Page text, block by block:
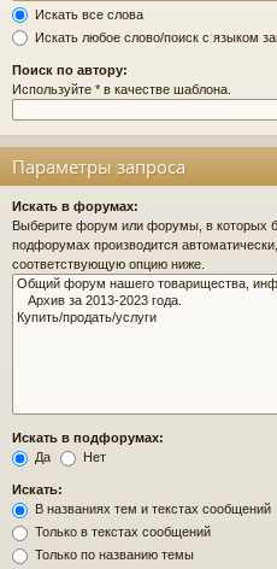
Искать все слова
Искать любое слово/поиск с языком
Поиск по автору:
Используйте * в качестве шаблона.
Параметры запроса
Искать в форумах:
Выберите форум или форумы, в которых
подфорумах производится
соответствующую опцию ниже.
Искать в подфорумах:
Да
Нет
Искать:
В названиях тем и текстах сообщений
Только в текстах сообщений
Только по названию темы